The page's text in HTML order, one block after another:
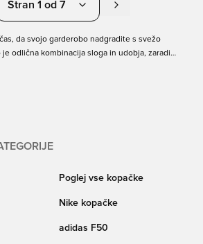
Stran 1 od 7
da svojo garderobo nadgradite s svežo
odlična kombinacija sloga in udobja, zaradi
doma in zunaj. Naši puloverji s kapuco Black
Poglej vse kopačke
Nike kopačke
adidas F50